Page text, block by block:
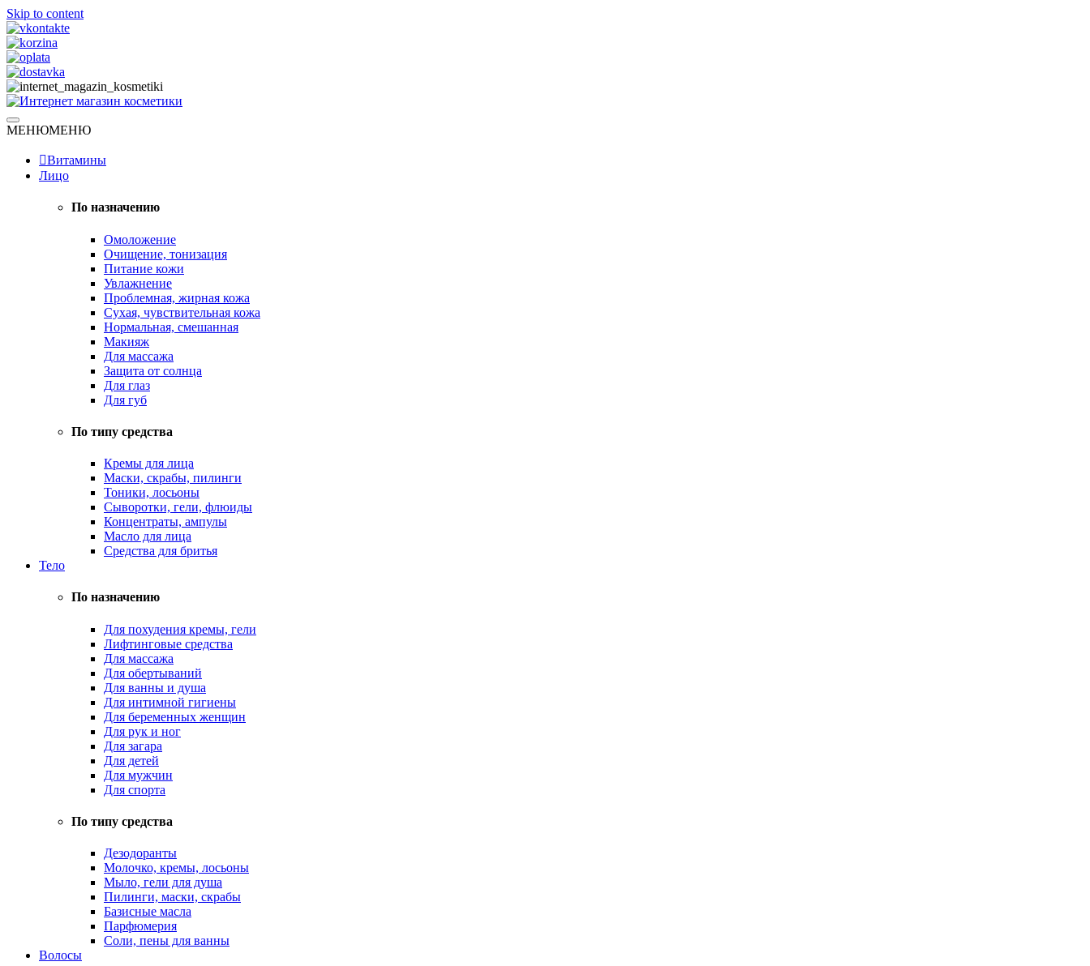
Skip to content
Интернет магазин косметики
Натуральная косметика
МЕНЮМЕНЮ
Витамины
Лицо
По назначению
Омоложение
Очищение, тонизация
Питание кожи
Увлажнение
Проблемная, жирная кожа
Сухая, чувствительная кожа
Нормальная, смешанная
Макияж
Для массажа
Защита от солнца
Для глаз
Для губ
По типу средства
Кремы для лица
Маски, скрабы, пилинги
Тоники, лосьоны
Сыворотки, гели, флюиды
Концентраты, ампулы
Масло для лица
Средства для бритья
Тело
По назначению
Для похудения кремы, гели
Лифтинговые средства
Для массажа
Для обертываний
Для ванны и душа
Для интимной гигиены
Для беременных женщин
Для рук и ног
Для загара
Для детей
Для мужчин
Для спорта
По типу средства
Дезодоранты
Молочко, кремы, лосьоны
Мыло, гели для душа
Пилинги, маски, скрабы
Базисные масла
Парфюмерия
Соли, пены для ванны
Волосы